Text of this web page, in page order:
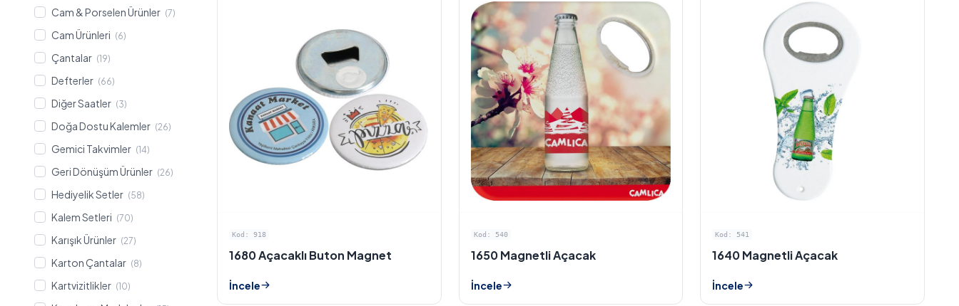
Cam & Porselen Ürünler (7)
Cam Ürünleri (6)
Çantalar (19)
Defterler (66)
Diğer Saatler (3)
Doğa Dostu Kalemler (26)
Gemici Takvimler (14)
Geri Dönüşüm Ürünler (26)
Hediyelik Setler (58)
Kalem Setleri (70)
Karışık Ürünler (27)
Karton Çantalar (8)
Kartvizitlikler (10)
Kod: 918
1680 Açacaklı Buton Magnet
İncele
Kod: 540
1650 Magnetli Açacak
İncele
Kod: 541
1640 Magnetli Açacak
İncele